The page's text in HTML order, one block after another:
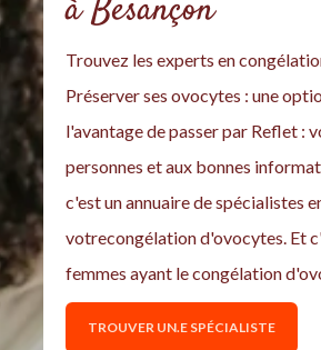
à Besançon
Trouvez les experts en
Préserver ses ovocytes : une
l'avantage de passer par Reflet :
personnes et aux bonnes
c'est un annuaire de spécialistes
votrecongélation d'ovocytes. Et
femmes ayant le congélation
TROUVER UN.E SPÉCIALISTE